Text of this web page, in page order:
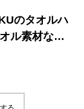
のタオルハ
ル素材なの
です◎.#今
松江カフェ